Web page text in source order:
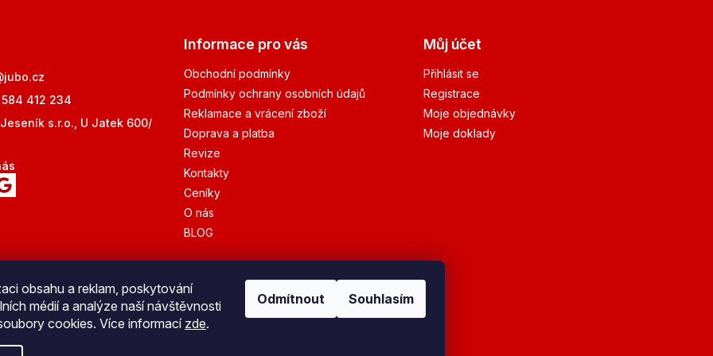
obsahu a reklam, poskytování
médií a analýze naší návštěvnosti
cookies. Více informací zde.
Odmítnout Souhlasím
jubo.cz
412 234
s.r.o., U Jatek 600/
Informace pro vás
Obchodní podmínky
Podmínky ochrany osobních údajů
Reklamace a vrácení zboží
Doprava a platba
Revize
Kontakty
Ceníky
O nás
BLOG
Můj účet
Přihlásit se
Registrace
Moje objednávky
Moje doklady
Bezpečná platba